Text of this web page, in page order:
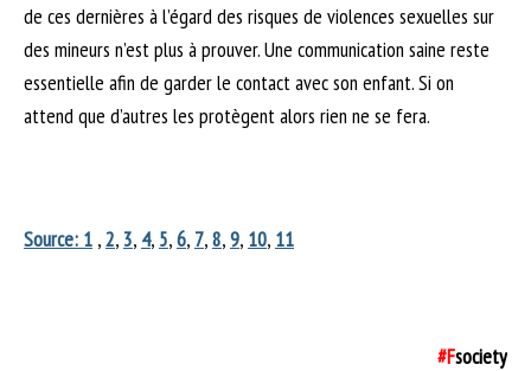
de ces dernières à l’égard des risques de violences sexuelles sur
des mineurs n’est plus à prouver. Une communication saine reste
essentielle afin de garder le contact avec son enfant. Si on
attend que d’autres les protègent alors rien ne se fera.
Source: 1 ,2, 3, 4, 5,6, 7,8,9, 10, 11
#Fsociety